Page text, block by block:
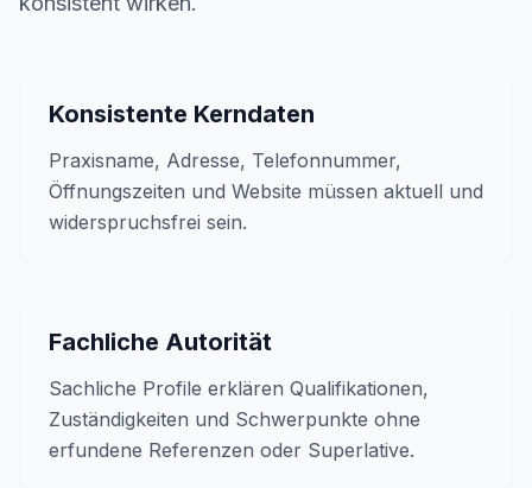
Konsistente Kerndaten
Praxisname, Adresse, Telefonnummer,
Öffnungszeiten und Website müssen aktuell und
widerspruchsfrei sein.
Fachliche Autorität
Sachliche Profile erklären Qualifikationen,
Zuständigkeiten und Schwerpunkte ohne
erfundene Referenzen oder Superlative.